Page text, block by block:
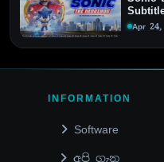
Apr 24,
INFORMATION
Software
අපි ගැන